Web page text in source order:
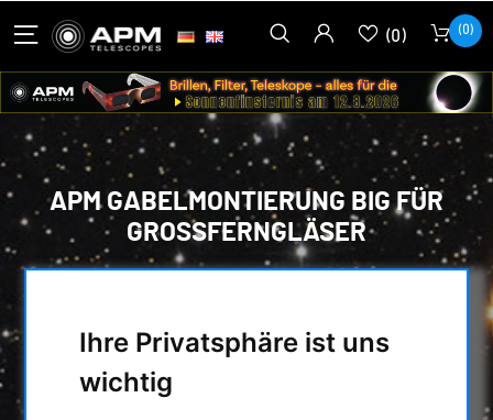
Ihre Privatsphäre ist uns
wichtig
(0) (0)
APM GABELMONTIERUNG BIG FÜR
GROSSFERNGLÄSER
FERNGLAS MONTIERUNGEN & MONTAGE
APM GABELMONTIERUNG BIG FÜR
GROSSFERNGLÄSER